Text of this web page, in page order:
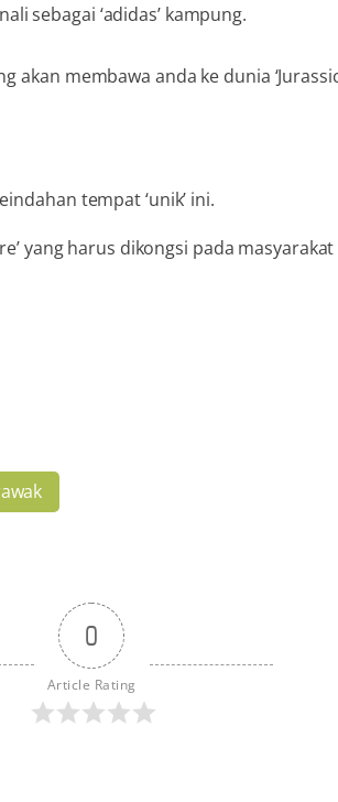
sebagai ‘adidas’ kampung.
membawa anda ke dunia
tempat ‘unik’ ini.
yang harus dikongsi pada masyarakat
0
Article Rating